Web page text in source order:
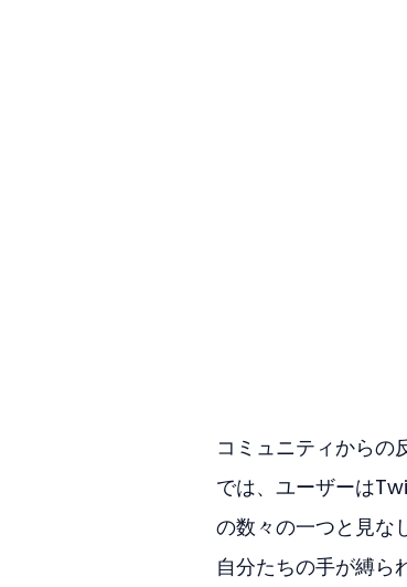
コミュニティからの
では、ユーザーは
の数々の一つと見な
自分たちの手が縛